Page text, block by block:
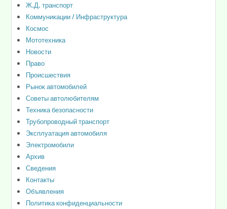
Ж.Д. транспорт
Коммуникации / Инфраструктура
Космос
Мототехника
Новости
Право
Происшествия
Рынок автомобилей
Советы автолюбителям
Техника безопасности
Трубопроводный транспорт
Эксплуатация автомобиля
Электромобили
Архив
Сведения
Контакты
Объявления
Политика конфиденциальности